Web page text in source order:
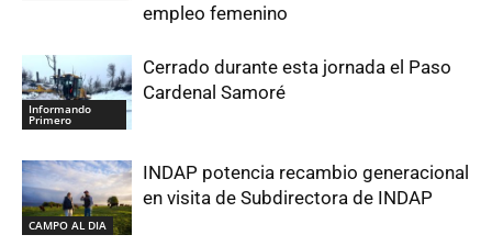
empleo femenino
Informando
Primero
Cerrado durante esta jornada el Paso
Cardenal Samoré
CAMPO AL DIA
INDAP potencia recambio generacional
en visita de Subdirectora de INDAP